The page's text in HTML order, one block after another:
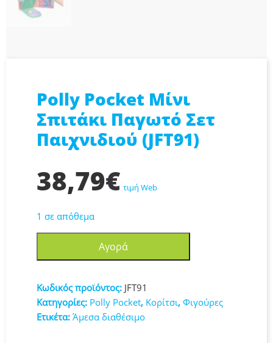
Polly Pocket Μίνι
Σπιτάκι Παγωτό Σετ
Παιχνιδιού (JFT91)
38,79€ τιμή Web
1 σε απόθεμα
Σπιτάκι
Παγωτό
Σετ
Αγορά
Κωδικός προϊόντος: JFT91
Κατηγορίες: Polly Pocket, Κορίτσι, Φιγούρες
Ετικέτα: Άμεσα διαθέσιμο